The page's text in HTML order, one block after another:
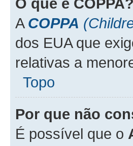
A COPPA
dos EUA que
relativas a
Topo
Por que não
É possível que o